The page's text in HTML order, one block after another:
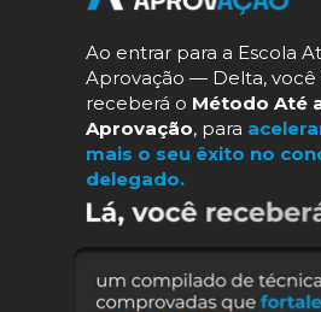
Ao entrar para a Escola
Aprovação — Delta,
receberá o Método Até
Aprovação, para
mais o seu êxito no
delegado.